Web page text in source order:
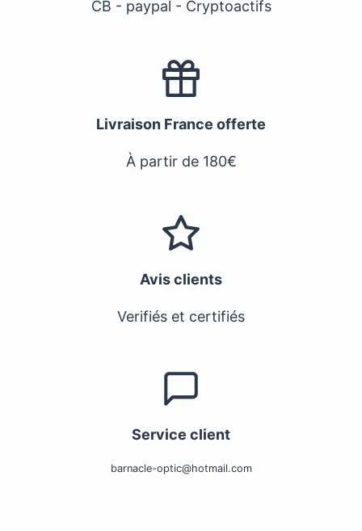
CB - paypal - Cryptoactifs
Livraison France offerte
À partir de 180€
Avis clients
Verifiés et certifiés
Service client
barnacle-optic@hotmail.com